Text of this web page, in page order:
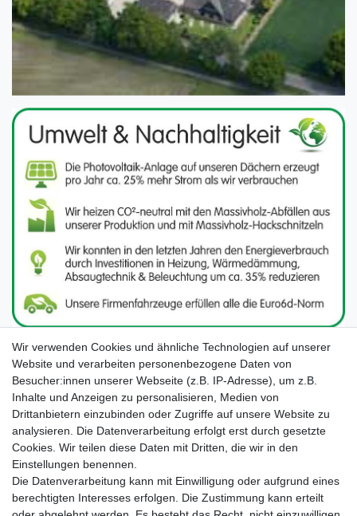
Unsere Seiten im Social Media:
Wir verwenden Cookies und ähnliche Technologien auf unserer
Website und verarbeiten personenbezogene Daten von
Besucher:innen unserer Webseite (z.B. IP-Adresse), um z.B.
Inhalte und Anzeigen zu personalisieren, Medien von
Drittanbietern einzubinden oder Zugriffe auf unsere Website zu
analysieren. Die Datenverarbeitung erfolgt erst durch gesetzte
Cookies. Wir teilen diese Daten mit Dritten, die wir in den
Einstellungen benennen.
Die Datenverarbeitung kann mit Einwilligung oder aufgrund eines
berechtigten Interesses erfolgen. Die Zustimmung kann erteilt